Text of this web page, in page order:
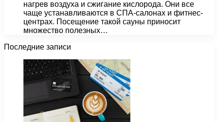
нагрев воздуха и сжигание кислорода. Они все
чаще устанавливаются в СПА-салонах и фитнес-
центрах. Посещение такой сауны приносит
множество полезных…
Последние записи